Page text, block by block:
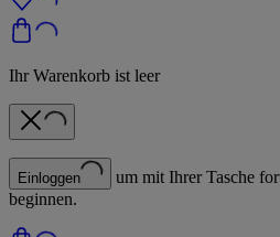
Ihr Warenkorb ist leer
Einloggen
um mit Ihrer Tasche
beginnen.